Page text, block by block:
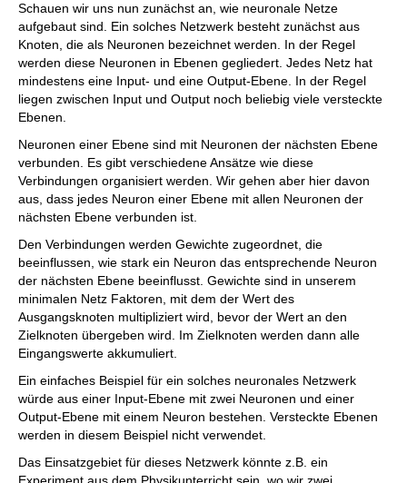
Schauen wir uns nun zunächst an, wie neuronale Netze
aufgebaut sind. Ein solches Netzwerk besteht zunächst aus
Knoten, die als Neuronen bezeichnet werden. In der Regel
werden diese Neuronen in Ebenen gegliedert. Jedes Netz hat
mindestens eine Input- und eine Output-Ebene. In der Regel
liegen zwischen Input und Output noch beliebig viele versteckte
Ebenen.
Neuronen einer Ebene sind mit Neuronen der nächsten Ebene
verbunden. Es gibt verschiedene Ansätze wie diese
Verbindungen organisiert werden. Wir gehen aber hier davon
aus, dass jedes Neuron einer Ebene mit allen Neuronen der
nächsten Ebene verbunden ist.
Den Verbindungen werden Gewichte zugeordnet, die
beeinflussen, wie stark ein Neuron das entsprechende Neuron
der nächsten Ebene beeinflusst. Gewichte sind in unserem
minimalen Netz Faktoren, mit dem der Wert des
Ausgangsknoten multipliziert wird, bevor der Wert an den
Zielknoten übergeben wird. Im Zielknoten werden dann alle
Eingangswerte akkumuliert.
Ein einfaches Beispiel für ein solches neuronales Netzwerk
würde aus einer Input-Ebene mit zwei Neuronen und einer
Output-Ebene mit einem Neuron bestehen. Versteckte Ebenen
werden in diesem Beispiel nicht verwendet.
Das Einsatzgebiet für dieses Netzwerk könnte z.B. ein